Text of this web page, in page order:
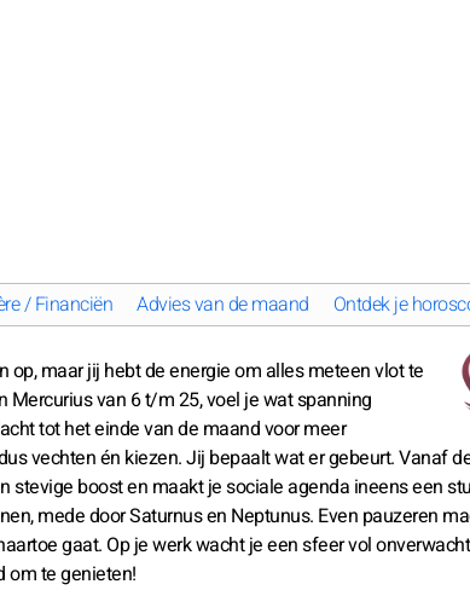
/ Financiën Advies van de maand Ontdek je
maar jij hebt de energie om alles meteen vlot te
Mercurius van 6 t/m 25, voel je wat spanning
tot het einde van de maand voor meer
vechten én kiezen. Jij bepaalt wat er gebeurt. Vanaf
stevige boost en maakt je sociale agenda ineens een
mede door Saturnus en Neptunus. Even pauzeren
gaat. Op je werk wacht je een sfeer vol
om te genieten!